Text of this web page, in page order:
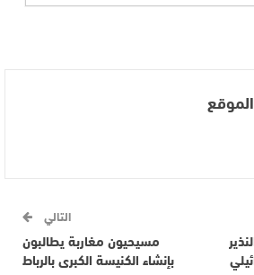
التالي
مسيحيون مغاربة يطالبون
بإنشاء الكنيسة الكبرى بالرباط